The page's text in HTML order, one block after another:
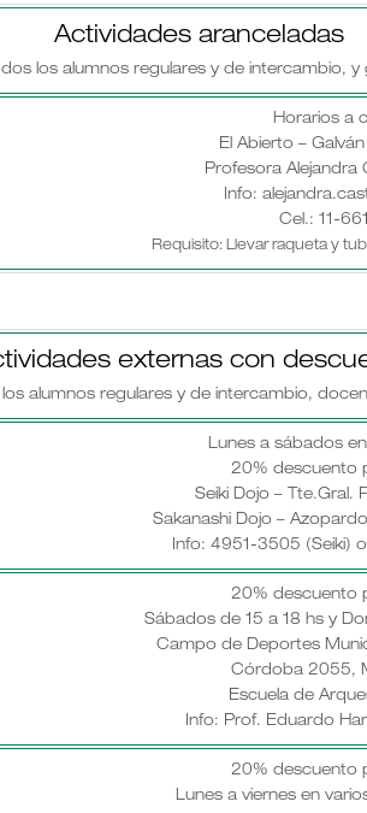
Actividades aranceladas
los alumnos regulares y de intercambio, y
Horarios a
El Abierto –
Profesora Alejandra
Info:
Cel.: 11-
Requisito: Llevar raqueta y
externas con
alumnos regulares y de intercambio,
Lunes a sábados
20% descuento
Seiki Dojo – Tte.Gral.
Sakanashi Dojo –
Info: 4951-3505 (Seiki)
20% descuento
Sábados de 15 a 18 hs y
Campo de Deportes
Córdoba 2055,
Escuela de
Info: Prof. Eduardo
20% descuento
Lunes a viernes en